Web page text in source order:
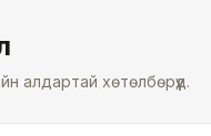
алдартай хөтөлбөрүүд.